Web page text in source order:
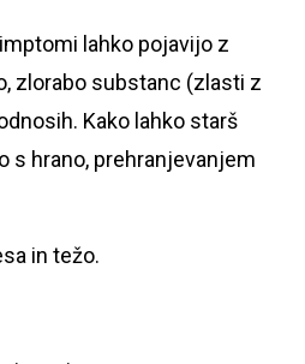
lahko pojavijo z
zlorabo substanc (zlasti z
Kako lahko starš
hrano, prehranjevanjem
in težo.